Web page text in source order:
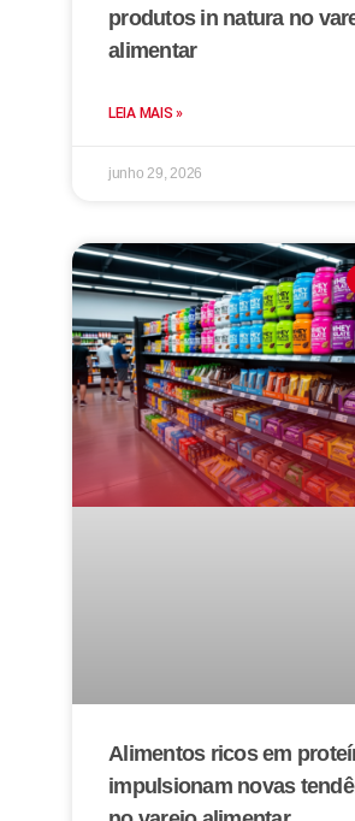
produtos in natura no
alimentar
LEIA MAIS »
junho 29, 2026
Alimentos ricos em
impulsionam novas